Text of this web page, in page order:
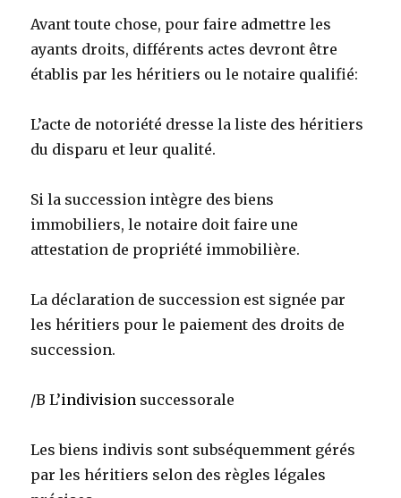
Avant toute chose, pour faire admettre les
ayants droits, différents actes devront être
établis par les héritiers ou le notaire qualifié:
L’acte de notoriété dresse la liste des héritiers
du disparu et leur qualité.
Si la succession intègre des biens
immobiliers, le notaire doit faire une
attestation de propriété immobilière.
La déclaration de succession est signée par
les héritiers pour le paiement des droits de
succession.
/B L’indivision successorale
Les biens indivis sont subséquemment gérés
par les héritiers selon des règles légales